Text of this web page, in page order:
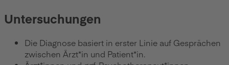
Untersuchungen
Die Diagnose basiert in erster Linie auf Gesprächen
zwischen Ärzt*in und Patient*in.